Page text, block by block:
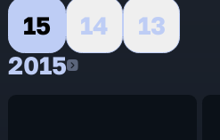
15
14
13
20152015